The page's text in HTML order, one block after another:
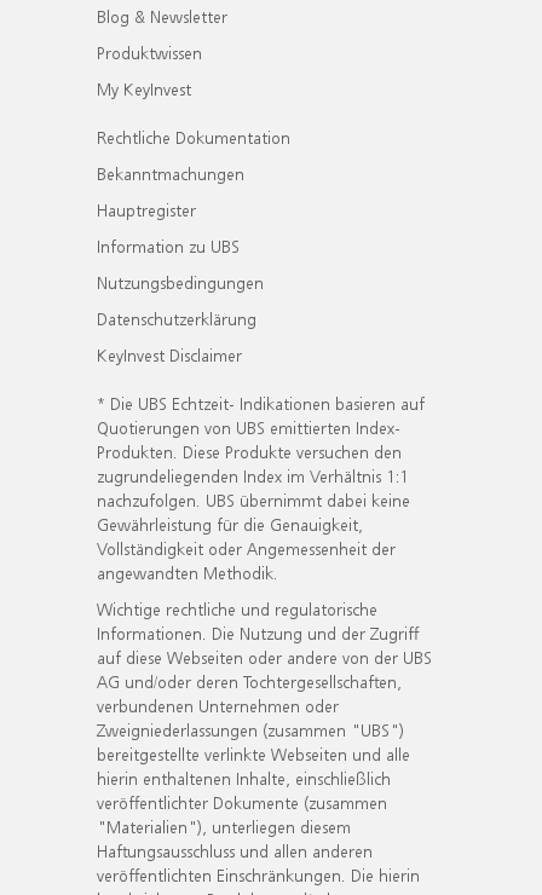
Blog & Newsletter
Produktwissen
My KeyInvest
Rechtliche Dokumentation
Bekanntmachungen
Hauptregister
Information zu UBS
Nutzungsbedingungen
Datenschutzerklärung
KeyInvest Disclaimer
* Die UBS Echtzeit- Indikationen basieren auf
Quotierungen von UBS emittierten Index-
Produkten. Diese Produkte versuchen den
zugrundeliegenden Index im Verhältnis 1:1
nachzufolgen. UBS übernimmt dabei keine
Gewährleistung für die Genauigkeit,
Vollständigkeit oder Angemessenheit der
angewandten Methodik.
Wichtige rechtliche und regulatorische
Informationen. Die Nutzung und der Zugriff
auf diese Webseiten oder andere von der UBS
AG und/oder deren Tochtergesellschaften,
verbundenen Unternehmen oder
Zweigniederlassungen (zusammen "UBS")
bereitgestellte verlinkte Webseiten und alle
hierin enthaltenen Inhalte, einschließlich
veröffentlichter Dokumente (zusammen
"Materialien"), unterliegen diesem
Haftungsausschluss und allen anderen
veröffentlichten Einschränkungen. Die hierin